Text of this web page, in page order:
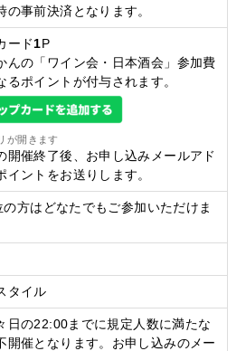
の事前決済となります。
ード1P
んの「ワイン会・日本酒会」参加費
るポイントが付与されます。
が開きます
開催終了後、お申し込みメールアド
イントをお送りします。
方はどなたでもご参加いただけま
タイル
日の22:00までに規定人数に満たな
開催となります。お申し込みのメー